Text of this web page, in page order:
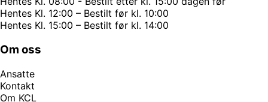
Hentes Kl. 12:00 – Bestilt før kl. 10:00
Hentes Kl. 15:00 – Bestilt før kl. 14:00
Om oss
Ansatte
Kontakt
Om KCL